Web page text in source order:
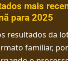
mais
para 2025
resultados da
familiar,